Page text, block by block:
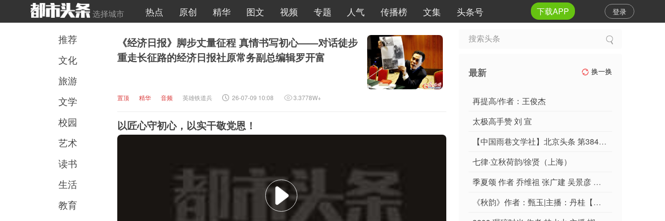
选择城市 登录
热点 原创 精华 图文 视频 专题 人气 传播榜 文集 头条号 下载APP
推荐
文化
旅游
文学
校园
艺术
读书
生活
教育
《经济日报》脚步丈量征程 真情书写初心——对话徒步
重走长征路的经济日报社原常务副总编辑罗开富
置顶 精华 音频 英雄铁道兵 26-07-09 10:08 3.3778W+
以匠心守初心，以实干敬党恩！
最新 换一换
再提高/作者：王俊杰
太极高手赞 刘 宣
【中国雨巷文学社】北京头条 第3849期 歌词《润染》作者：西维（西门恋古）- 长春
七律·立秋荷韵/徐贤（上海）
季夏颂 作者 乔维祖 张广建 吴景彦 柯美柘 刘皓 梅山洞人 王孝德 云卷云舒 高飞亮 郑震寰 心悟 北京头条
《秋韵》作者：甄玉|主播：丹桂【桃源国际诗歌文化传媒】桃源•馨声